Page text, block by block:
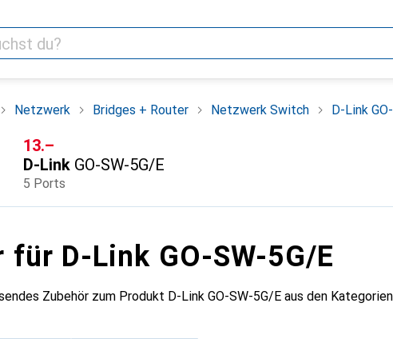
Netzwerk Bridges + Router Netzwerk Switch D-Link
CHF
13.–
D-Link GO-SW-5G/E
5 Ports
für D-Link GO-SW-5G/E
Zubehör zum Produkt D-Link GO-SW-5G/E aus den